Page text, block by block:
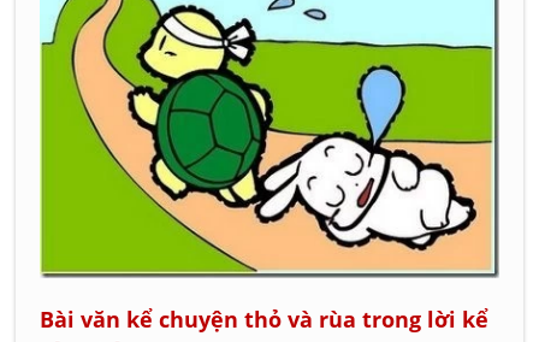
Bài văn kể chuyện thỏ và rùa trong lời kể